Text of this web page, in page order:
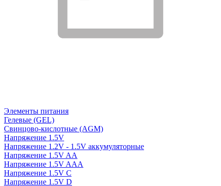
Элементы питания
Гелевые (GEL)
Свинцово-кислотные (AGM)
Напряжение 1.5V
Напряжение 1.2V - 1.5V аккумуляторные
Напряжение 1.5V AA
Напряжение 1.5V AAA
Напряжение 1.5V C
Напряжение 1.5V D